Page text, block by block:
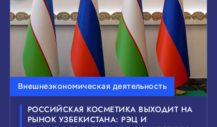
Внешнеэкономическая деятельность
РОССИЙСКАЯ КОСМЕТИКА ВЫХОДИТ НА
РЫНОК УЗБЕКИСТАНА: РЭЦ И